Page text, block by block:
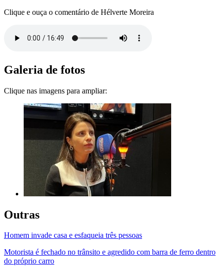
Clique e ouça o comentário de Hélverte Moreira
Galeria de fotos
Clique nas imagens para ampliar:
Outras
Homem invade casa e esfaqueia três pessoas
Motorista é fechado no trânsito e agredido com barra de ferro dentro
do próprio carro